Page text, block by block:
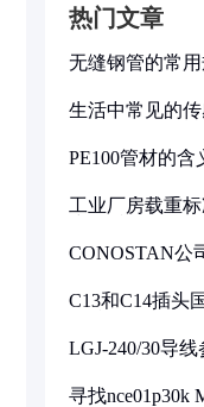
热门文章
无缝钢管的常
生活中常见的
PE100管材的含
工业厂房载重
CONOSTAN公
C13和C14插头
LGJ-240/30导
寻找nce01p30k